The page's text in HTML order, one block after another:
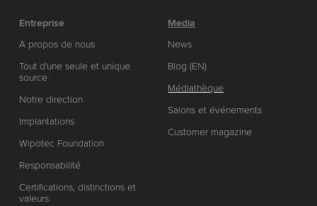
Entreprise
A propos de nous
Tout d'une seule et unique
source
Notre direction
Implantations
Wipotec Foundation
Responsabilité
Certifications, distinctions et
valeurs
Media
News
Blog (EN)
Médiathèque
Salons et événements
Customer magazine